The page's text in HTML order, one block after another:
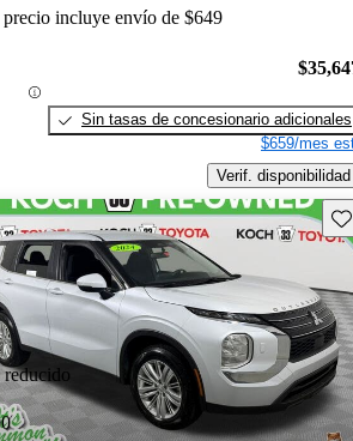
incluye envío de $649
Sin tasas de concesionario adicionales
$659/mes
Verif. disponibilidad
Aviso
reducido